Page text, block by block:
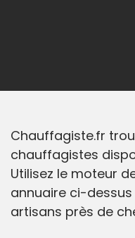
Chauffagiste.fr
chauffagistes
Utilisez le moteur
annuaire ci-
artisans près de